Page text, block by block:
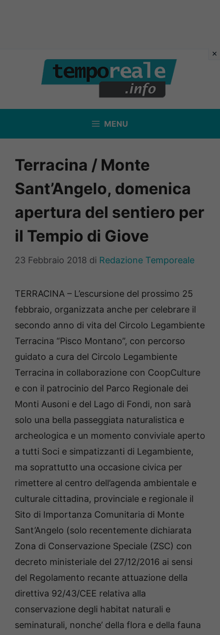
contenuto
MENU
Terracina / Monte
Sant’Angelo, domenica
apertura del sentiero per
il Tempio di Giove
23 Febbraio 2018 di Redazione Temporeale
TERRACINA – L’escursione del prossimo 25
febbraio, organizzata anche per celebrare il
secondo anno di vita del Circolo Legambiente
Terracina “Pisco Montano”, con percorso
guidato a cura del Circolo Legambiente
Terracina in collaborazione con CoopCulture
e con il patrocinio del Parco Regionale dei
Monti Ausoni e del Lago di Fondi, non sarà
solo una bella passeggiata naturalistica e
archeologica e un momento conviviale aperto
a tutti Soci e simpatizzanti di Legambiente,
ma soprattutto una occasione civica per
rimettere al centro dell’agenda ambientale e
culturale cittadina, provinciale e regionale il
Sito di Importanza Comunitaria di Monte
Sant’Angelo (solo recentemente dichiarata
Zona di Conservazione Speciale (ZSC) con
decreto ministeriale del 27/12/2016 ai sensi
del Regolamento recante attuazione della
direttiva 92/43/CEE relativa alla
conservazione degli habitat naturali e
seminaturali, nonche’ della flora e della fauna